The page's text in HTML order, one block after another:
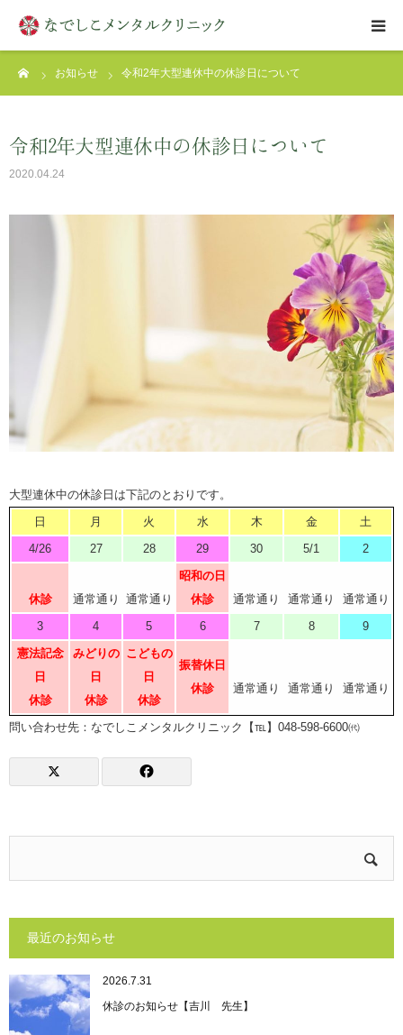
お知らせ 令和2年大型連休中の休診日について
令和2年大型連休中の休診日について
2020.04.24
大型連休中の休診日は下記のとおりです。
日
月 火 水 木 金
土
4/26
27 28 29 30 5/1 2
休診 通常通り 通常通り
昭和の日
休診
通常通り 通常通り
通常通り
3
4 5 6 7 8
9
憲法記念
日
休診
みどりの
日
休診
こどもの
日
休診
振替休日
休診
通常通り 通常通り 通常通り
問い合わせ先：なでしこメンタルクリニック【℡】048-598-6600㈹
最近のお知らせ
休診のお知らせ【吉川 先生】
2026.7.31
はじめての方へ
診療案内